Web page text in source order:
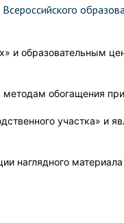
и образовательным
обогащения
участка» и
наглядного